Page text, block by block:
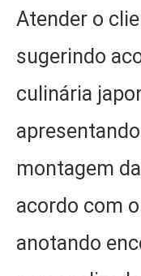
Atender o
sugerindo
culinária
montagem
acordo com
anotando